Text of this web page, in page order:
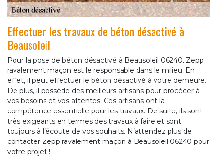
Effectuer les travaux de béton désactivé à
Beausoleil
Pour la pose de béton désactivé à Beausoleil 06240, Zepp
ravalement maçon est le responsable dans le milieu. En
effet, il peut effectuer le béton désactivé à votre demeure.
De plus, il possède des meilleurs artisans pour procéder à
vos besoins et vos attentes. Ces artisans ont la
compétence essentielle pour les travaux. De suite, ils sont
très exigeants en termes des travaux à faire et sont
toujours à l’écoute de vos souhaits. N’attendez plus de
contacter Zepp ravalement maçon à Beausoleil 06240 pour
votre projet !